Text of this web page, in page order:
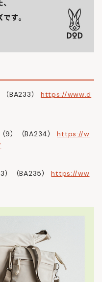
BA233） https://www.d
9）（BA234）https://w
）（BA235）https://ww